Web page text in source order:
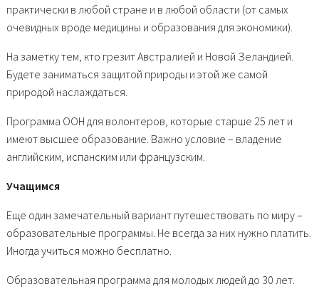
практически в любой стране и в любой области (от самых
очевидных вроде медицины и образования для экономики).
На заметку тем, кто грезит Австралией и Новой Зеландией.
Будете заниматься защитой природы и этой же самой
природой наслаждаться.
Программа ООН для волонтеров, которые старше 25 лет и
имеют высшее образование. Важно условие – владение
английским, испанским или французским.
Учащимся
Еще один замечательный вариант путешествовать по миру –
образовательные программы. Не всегда за них нужно платить.
Иногда учиться можно бесплатно.
Образовательная программа для молодых людей до 30 лет.